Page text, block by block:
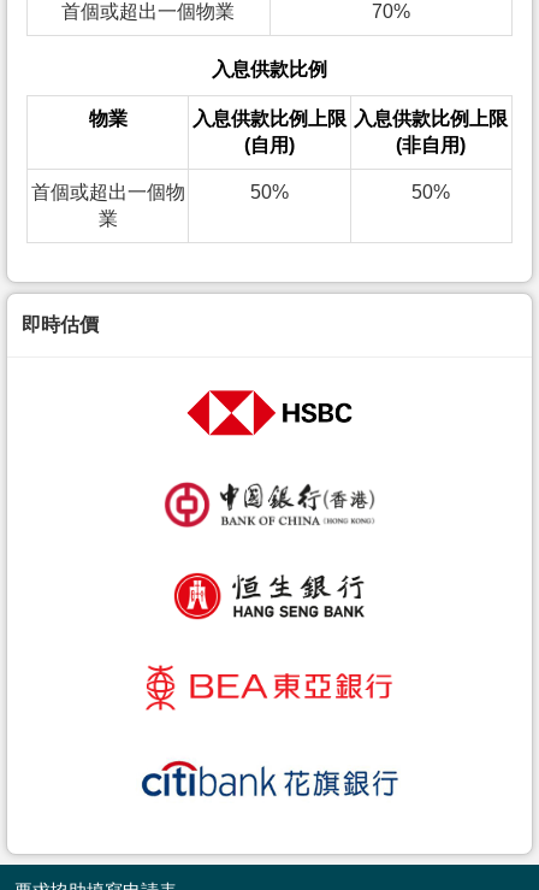
首個或超出一個物業 70%
入息供款比例
物業
入息供款比例上限
(自用)
入息供款比例上限
(非自用)
首個或超出一個物
業
50% 50%
即時估價